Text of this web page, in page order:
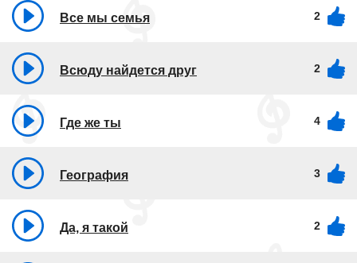
Все мы семья 2
Всюду найдется друг 2
Где же ты 4
География 3
Да, я такой 2